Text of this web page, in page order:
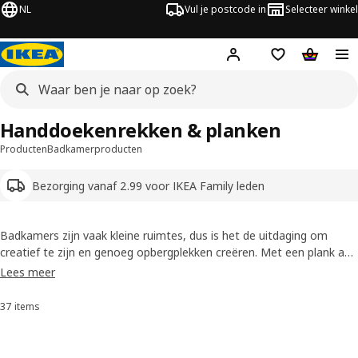
NL Vul je postcode in Selecteer winkel
Hej! Log in
ProductenBadkamerproducten
Bezorging vanaf 2.99 voor IKEA Family leden
Handdoekenrekken & planken
Badkamers zijn vaak kleine ruimtes, dus is het de uitdaging om
creatief te zijn en genoeg opbergplekken creëren. Met een plank aan
de muur van je badkamer heb je al je spulletjes bij de hand. En met
handdoeken hang je elke handdoek goed te drogen.
Lees meer
Sorteren en filteren
37 items